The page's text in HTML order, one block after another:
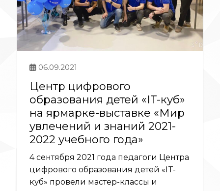
06.09.2021
Центр цифрового
образования детей «IT-куб»
на ярмарке-выставке «Мир
увлечений и знаний 2021-
2022 учебного года»
4 сентября 2021 года педагоги Центра
цифрового образования детей «IT-
куб» провели мастер-классы и